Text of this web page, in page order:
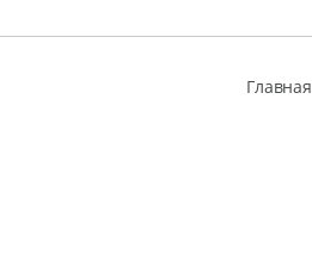
Главная